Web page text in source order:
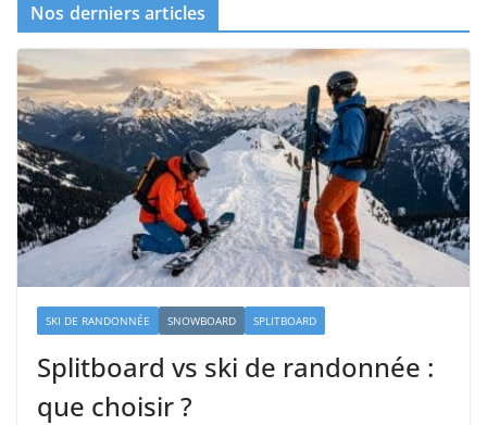
Nos derniers articles
SKI DE RANDONNÉE SNOWBOARD SPLITBOARD
Splitboard vs ski de randonnée :
que choisir ?